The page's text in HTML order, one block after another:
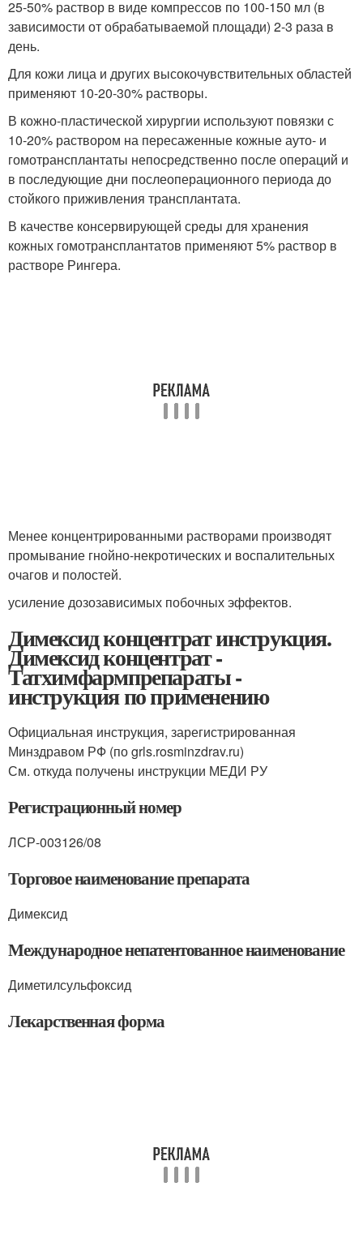
25-50% раствор в виде компрессов по 100-150 мл (в
зависимости от обрабатываемой площади) 2-3 раза в
день.
Для кожи лица и других высокочувствительных областей
применяют 10-20-30% растворы.
В кожно-пластической хирургии используют повязки с
10-20% раствором на пересаженные кожные ауто- и
гомотрансплантаты непосредственно после операций и
в последующие дни послеоперационного периода до
стойкого приживления трансплантата.
В качестве консервирующей среды для хранения
кожных гомотрансплантатов применяют 5% раствор в
растворе Рингера.
Менее концентрированными растворами производят
промывание гнойно-некротических и воспалительных
очагов и полостей.
усиление дозозависимых побочных эффектов.
Димексид концентрат инструкция.
Димексид концентрат -
Татхимфармпрепараты -
инструкция по применению
Официальная инструкция, зарегистрированная
Минздравом РФ (по grls.rosminzdrav.ru)
См. откуда получены инструкции МЕДИ РУ
Регистрационный номер
ЛСР-003126/08
Торговое наименование препарата
Димексид
Международное непатентованное наименование
Диметилсульфоксид
Лекарственная форма